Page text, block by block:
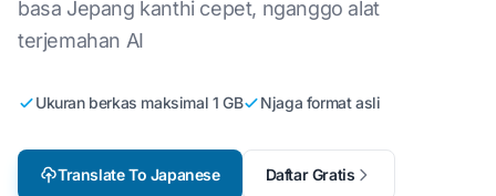
basa Jepang kanthi cepet, nganggo alat
terjemahan AI
Ukuran berkas maksimal 1 GB Njaga format asli
Translate To Japanese Daftar Gratis